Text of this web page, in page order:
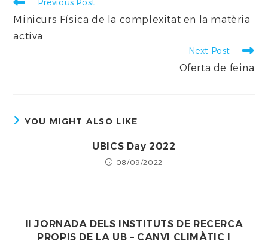
more
articles
Previous Post
Minicurs Física de la complexitat en la matèria
activa
Next Post
Oferta de feina
YOU MIGHT ALSO LIKE
UBICS Day 2022
08/09/2022
II JORNADA DELS INSTITUTS DE RECERCA
PROPIS DE LA UB – CANVI CLIMÀTIC I